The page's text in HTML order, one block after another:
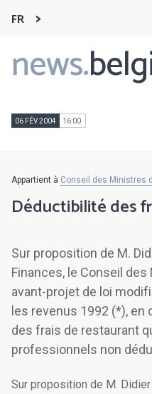
FR
news.
Main
navigation
06 FÉV 2004 16:00
Appartient à Conseil des Ministres
Déductibilité des
Sur proposition de M.
Finances, le Conseil
avant-projet de loi
les revenus 1992 (*),
des frais de restaurant
professionnels non
Sur proposition de M.